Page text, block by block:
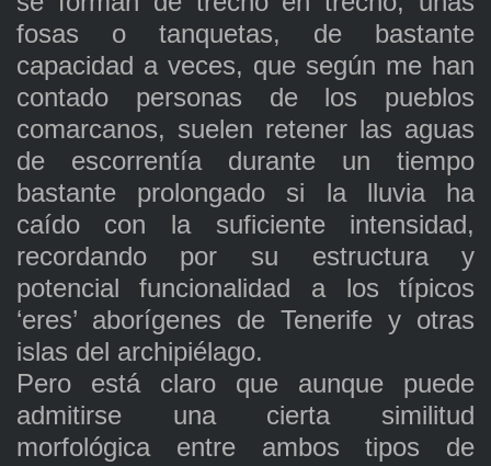
fosas o tanquetas, de bastante
capacidad a veces, que según me han
contado personas de los pueblos
comarcanos, suelen retener las aguas
de escorrentía durante un tiempo
bastante prolongado si la lluvia ha
caído con la suficiente intensidad,
recordando por su estructura y
potencial funcionalidad a los típicos
‘eres’ aborígenes de Tenerife y otras
islas del archipiélago.
Pero está claro que aunque puede
admitirse una cierta similitud
morfológica entre ambos tipos de